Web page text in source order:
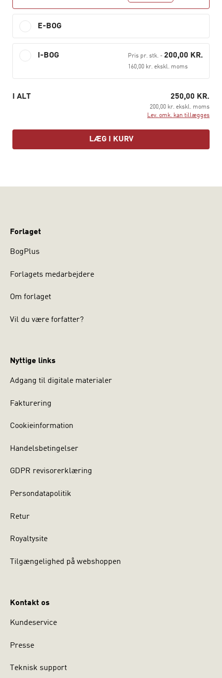
en rolle for udvikling af elevers og andre deltageres
modtagelighed, selvvirksomhed og vækst. Bogen
diskuterer æstetikbegrebet med centrale didaktiske
begreber som oplevelse, virksomhedsformer,
håndværk, kreativitet og didaktisk dramaturgi.
E-BOG
I-BOG Pris pr. stk.- 200,00 KR.
160,00 kr. ekskl. moms
I ALT 250,00 KR.
200,00 kr. ekskl. moms
Lev. omk. kan tillægges
LÆG I KURV
Forlaget
BogPlus
Forlagets medarbejdere
Om forlaget
Vil du være forfatter?
Nyttige links
Adgang til digitale materialer
Fakturering
Cookieinformation
Handelsbetingelser
GDPR revisorerklæring
Persondatapolitik
Retur
Royaltysite
Tilgængelighed på webshoppen
Kontakt os
Kundeservice
Presse
Teknisk support